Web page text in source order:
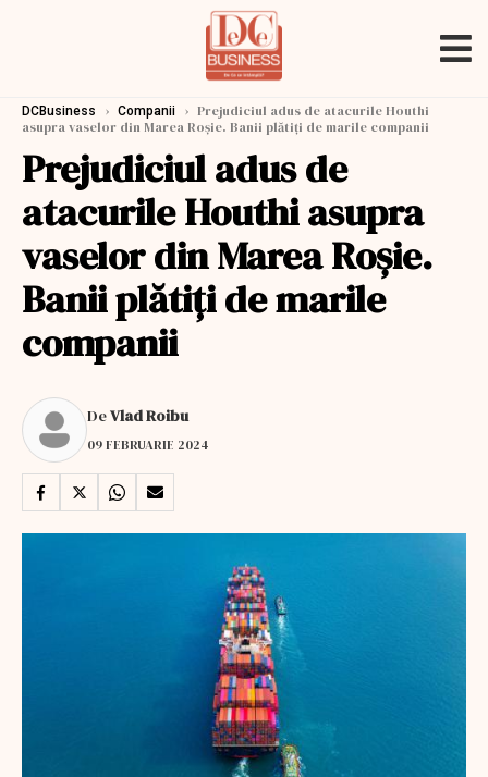
DCBusiness › Companii › Prejudiciul adus de atacurile Houthi
asupra vaselor din Marea Roșie. Banii plătiți de marile companii
Prejudiciul adus de
atacurile Houthi asupra
vaselor din Marea Roșie.
Banii plătiți de marile
companii
DeVlad Roibu
09 FEBRUARIE 2024